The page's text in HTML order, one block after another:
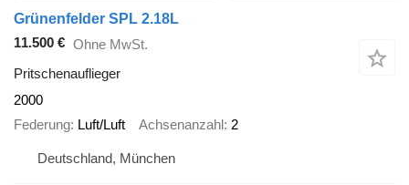
Grünenfelder SPL 2.18L
11.500 € Ohne MwSt.
Pritschenauflieger
2000
Federung Luft/Luft Achsenanzahl 2
Deutschland, München